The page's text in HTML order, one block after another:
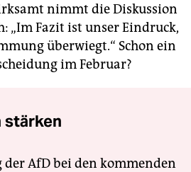
nimmt die Diskussion
„Im Fazit ist unser Eindruck,
überwiegt.“ Schon ein
im Februar?
stärken
AfD bei den kommenden